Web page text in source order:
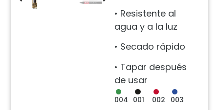
• Resistente al
agua y a la luz
• Secado rápido
• Tapar después
de usar
004 001 002 003